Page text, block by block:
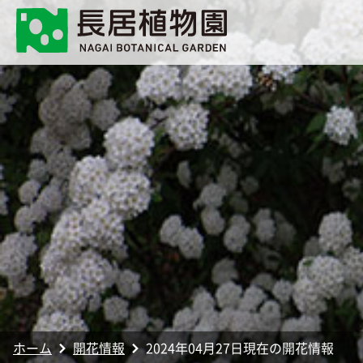
ホーム 開花情報 2024年04月27日現在の開花情報